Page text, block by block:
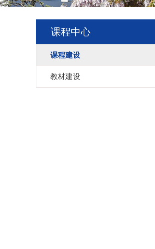
课程中心
课程建设
教材建设